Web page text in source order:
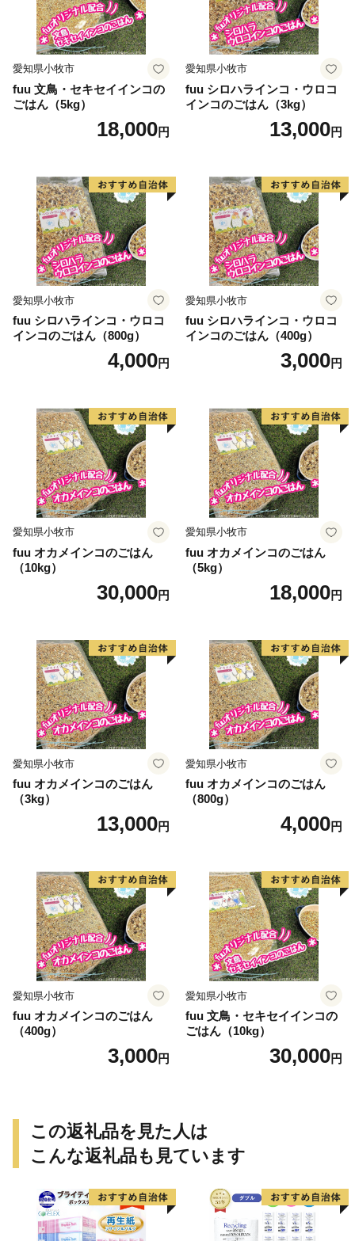
愛知県小牧市
fuu 文鳥・セキセイインコの
ごはん（5kg）
18,000円
愛知県小牧市
fuu シロハラインコ・ウロコ
インコのごはん（3kg）
13,000円
愛知県小牧市
fuu シロハラインコ・ウロコ
インコのごはん（800g）
4,000円
愛知県小牧市
fuu シロハラインコ・ウロコ
インコのごはん（400g）
3,000円
愛知県小牧市
fuu オカメインコのごはん
（10kg）
30,000円
愛知県小牧市
fuu オカメインコのごはん
（5kg）
18,000円
愛知県小牧市
fuu オカメインコのごはん
（3kg）
13,000円
愛知県小牧市
fuu オカメインコのごはん
（800g）
4,000円
愛知県小牧市
fuu オカメインコのごはん
（400g）
3,000円
愛知県小牧市
fuu 文鳥・セキセイインコの
ごはん（10kg）
30,000円
この返礼品を見た人は
こんな返礼品も見ています